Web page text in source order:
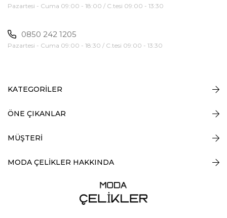
Pazartesi - Cuma 09:00 - 18:00 / C.tesi 09:00 - 13:30
0850 242 1205
Pazartesi - Cuma 09:00 - 18:30 / C.tesi 09:00 - 13:30
KATEGORİLER
ÖNE ÇIKANLAR
MÜŞTERİ
MODA ÇELİKLER HAKKINDA